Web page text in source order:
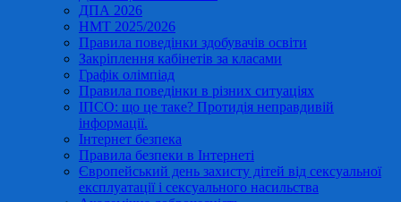
ДПА 2026
НМТ 2025/2026
Правила поведінки здобувачів освіти
Закріплення кабінетів за класами
Графік олімпіад
Правила поведінки в різних ситуаціях
ІПСО: що це таке? Протидія неправдивій
інформації.
Інтернет безпека
Правила безпеки в Інтернеті
Європейський день захисту дітей від сексуальної
експлуатації і сексуального насильства